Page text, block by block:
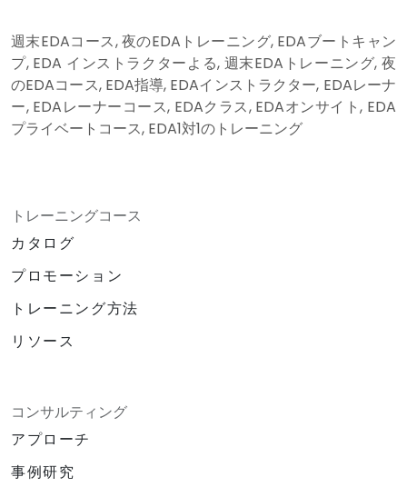
週末EDAコース, 夜のEDAトレーニング, EDAブートキャン
プ, EDA インストラクターよる, 週末EDAトレーニング, 夜
のEDAコース, EDA指導, EDAインストラクター, EDAレーナ
ー, EDAレーナーコース, EDAクラス, EDAオンサイト, EDA
プライベートコース, EDA1対1のトレーニング
トレーニングコース
カタログ
プロモーション
トレーニング方法
リソース
コンサルティング
アプローチ
事例研究